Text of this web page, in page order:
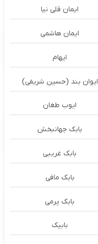
ایمان قلی نیا
ایمان هاشمی
ایهام
ایوان بند (حسین شریفی)
ایوب طغان
بابک جهانبخش
بابک غریبی
بابک مافی
بابک پرمی
بابیک